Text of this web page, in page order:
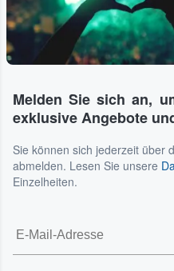
Melden Sie sich an,
exklusive Angebote
Sie können sich jederzeit über
abmelden. Lesen Sie unsere
Einzelheiten.